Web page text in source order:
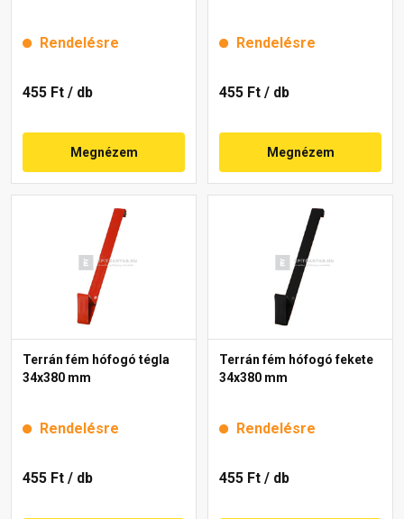
Rendelésre
455 Ft / db
Megnézem
Rendelésre
455 Ft / db
Megnézem
Terrán fém hófogó tégla
34x380 mm
Rendelésre
455 Ft / db
Terrán fém hófogó fekete
34x380 mm
Rendelésre
455 Ft / db